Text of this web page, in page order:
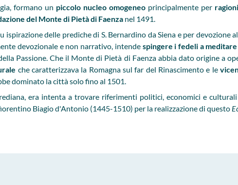
formano un piccolo nucleo omogeneo principalmente per
del Monte di Pietà di Faenza nel 1491.
delle prediche di S. Bernardino da Siena e per devozione
devozionale e non narrativo, intende spingere i fedeli a
Passione. Che il Monte di Pietà di Faenza abbia dato origine a
che caratterizzava la Romagna sul far del Rinascimento e le
dominato la città solo fino al 1501.
era intenta a trovare riferimenti politici, economici e
Biagio d'Antonio (1445-1510) per la realizzazione di questo